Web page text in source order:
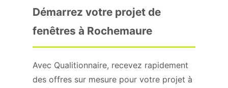
Démarrez votre projet de
fenêtres à Rochemaure
Avec Qualitionnaire, recevez rapidement
des offres sur mesure pour votre projet à